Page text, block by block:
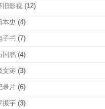
旧影视 (12)
本史 (4)
子书 (7)
国鹏 (4)
文涛 (3)
录片 (6)
振宇 (3)